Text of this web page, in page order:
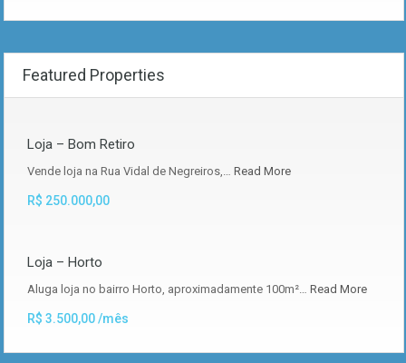
Featured Properties
Loja – Bom Retiro
Vende loja na Rua Vidal de Negreiros,… Read More
R$ 250.000,00
Loja – Horto
Aluga loja no bairro Horto, aproximadamente 100m²… Read More
R$ 3.500,00 /mês